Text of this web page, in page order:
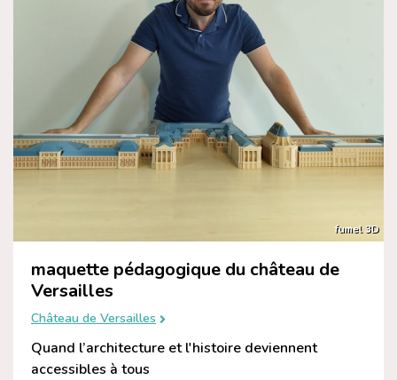
fumel 3D
maquette pédagogique du château de
Versailles
Château de Versailles
Quand l’architecture et l'histoire deviennent
accessibles à tous